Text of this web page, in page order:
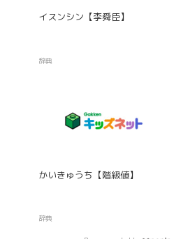
イスンシン【李舜臣】
辞典
かいきゅうち【階級値】
辞典